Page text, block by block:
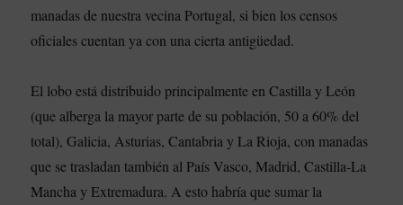
manadas de nuestra vecina Portugal, si bien los censos
oficiales cuentan ya con una cierta antigüedad.
El lobo está distribuido principalmente en Castilla y León
(que alberga la mayor parte de su población, 50 a 60% del
total), Galicia, Asturias, Cantabria y La Rioja, con manadas
que se trasladan también al País Vasco, Madrid, Castilla-La
Mancha y Extremadura. A esto habría que sumar la